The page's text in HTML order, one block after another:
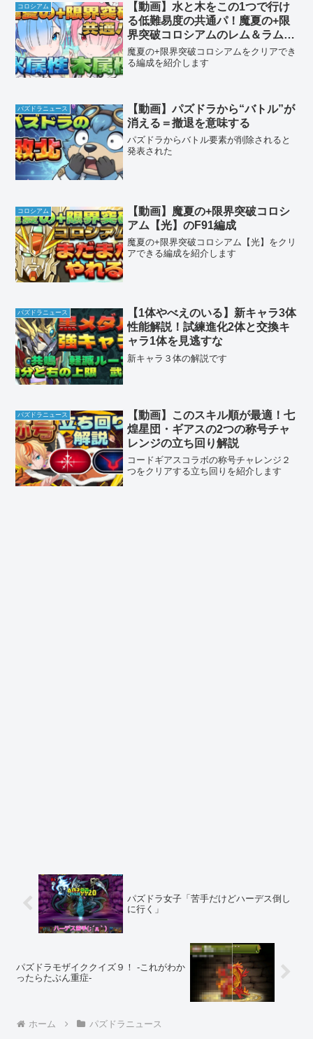
コロシアム
【動画】水と木をこの1つで行け
る低難易度の共通パ！魔夏の+限
界突破コロシアムのレム＆ラム編
成
魔夏の+限界突破コロシアムをクリアでき
る編成を紹介します
パズドラニュース
【動画】パズドラから“バトル”が
消える＝撤退を意味する
パズドラからバトル要素が削除されると
発表された
コロシアム
【動画】魔夏の+限界突破コロシ
アム【光】のF91編成
魔夏の+限界突破コロシアム【光】をクリ
アできる編成を紹介します
パズドラニュース
【1体やべえのいる】新キャラ3体
性能解説！試練進化2体と交換キ
ャラ1体を見逃すな
新キャラ３体の解説です
パズドラニュース
【動画】このスキル順が最適！七
煌星団・ギアスの2つの称号チャ
レンジの立ち回り解説
コードギアスコラボの称号チャレンジ２
つをクリアする立ち回りを紹介します
パズドラ女子「苦手だけどハーデス倒し
に行く」
パズドラモザイククイズ９！ -これがわか
ったらたぶん重症-
ホーム パズドラニュース